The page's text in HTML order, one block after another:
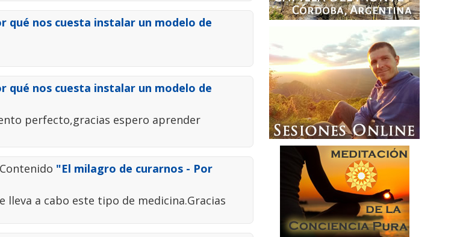
qué nos cuesta instalar un modelo de
qué nos cuesta instalar un modelo de
perfecto,gracias espero aprender
"El milagro de curarnos - Por
lleva a cabo este tipo de medicina.Gracias